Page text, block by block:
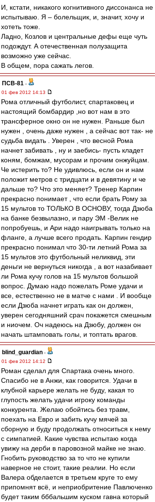
И, кстати, никакого когнитивного диссонанса не
испытываю. Я – болельщик, и, значит, хочу и
хотеть тоже.
Ладно, Козлов и центральные дефы еще чуть
подождут. А отечественная полузащита
возможно уже сейчас.
В общем, пора сажать легов.
ПСВ-81 -
01 фев 2012 14:13
Рома отличный футболист, спартаковец и
настоящий бомбардир ,но вот нам в это
трансферное окно он не нужен. Раньше был
нужен , очень даже нужен , а сейчас вот так- не
судьба видать . Уверен , что весной Рома
начнет забивать , ну и заебись- пусть кладет
коням, бомжам, мусорам и прочим онжуйцам.
Че истерить то? Не удивлюсь, если он и нам
положит метров с тридцати и в девятину и че
дальше то? Что это меняет? Тренер Карпин
прекрасно понимает , что если брать Рому за
15 мультов то ТОЛЬКО В ОСНОВУ, тогда Дзюба
на банке безвылазно, и пару ЭМ -Велик не
попробуешь, и Ари надо наигрывать только на
фланге, а лучше всего продать. Карпин гендир
прекрасно понимал что 30-ти летний Рома за
15 мультов это футбольный неликвид, эти
деньги не вернуться никогда , а вот назабивает
ли Рома кучу голов на 15 мультов большой
вопрос. Думаю надо пожелать Роме удачи и
все, естественно не в матче с нами . И вообще
если Дзюба начнет играть как он должен,
уверен сегодняшний срач покажется смешным
и ниочем. Оч надеюсь на Дзюбу, должен он
начать штамповать голы, и топтать врагов.
blind_guardian -
01 фев 2012 14:12
Роман сделал для Спартака очень много.
Спасибо не в Анжи, как говорится. Удачи в
клубной карьере желать не буду, какая то
глупость желать удачи игроку команды
конкурента. Желаю обойтись без травм,
поехать на Евро и забить кучу мячей за
сборную и буду продолжать относиться к нему
с симпатией. Какие чувства испытаю когда
увижу на дерби в паровозной майке не знаю.
Гнобить руководство за то что не купили
наверное не стоит, такие реалии. Но если
Валера обделается в третьем круге то ему
припомнят всё, и неприобритение Павлюченко
будет таким бббальшим куском гавна который